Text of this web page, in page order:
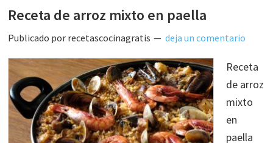
Receta de arroz mixto en paella
Publicado por recetascocinagratis deja un comentario
Receta
de arroz
mixto
en
paella